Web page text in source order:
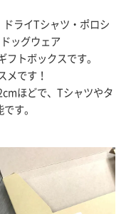
ライTシャツ・ポロシ
ッグウェア
フトボックスです。
メです！
ほどで、Tシャツやタ
す。